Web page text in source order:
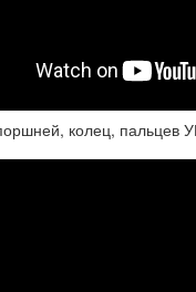
колец, пальцев